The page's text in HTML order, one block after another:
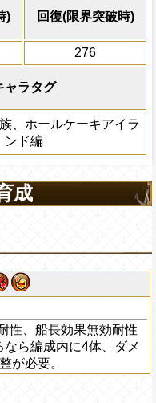
) 回復(限界突破時)
276
ャラタグ
、ホールケーキアイラ
ンド編
、Great+0.5、
上限突破
減らす(1度の冒険で1回
合も1回とカウントする)
受けた次のターン、自分
成
性、船長効果無効耐性
ら編成内に4体、ダメ
が必要。